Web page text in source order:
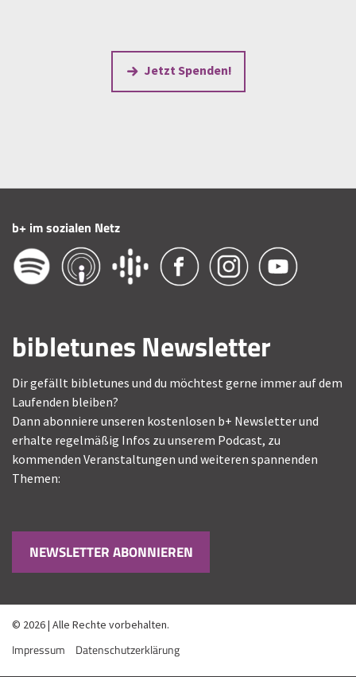
Jetzt Spenden!
b+ im sozialen Netz
bibletunes Newsletter
Dir gefällt bibletunes und du möchtest gerne immer auf dem
Laufenden bleiben?
Dann abonniere unseren kostenlosen b+ Newsletter und
erhalte regelmäßig Infos zu unserem Podcast, zu
kommenden Veranstaltungen und weiteren spannenden
Themen:
NEWSLETTER ABONNIEREN
© 2026 | Alle Rechte vorbehalten.
Impressum Datenschutzerklärung